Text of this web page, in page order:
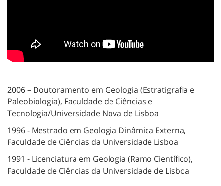
2006 – Doutoramento em Geologia (Estratigrafia e
Paleobiologia), Faculdade de Ciências e
Tecnologia/Universidade Nova de Lisboa
1996 - Mestrado em Geologia Dinâmica Externa,
Faculdade de Ciências da Universidade Lisboa
1991 - Licenciatura em Geologia (Ramo Científico),
Faculdade de Ciências da Universidade de Lisboa